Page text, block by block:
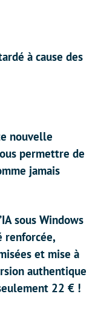
à cause des
nouvelle
permettre de
jamais
sous Windows
renforcée,
et mise à
authentique
22 € !